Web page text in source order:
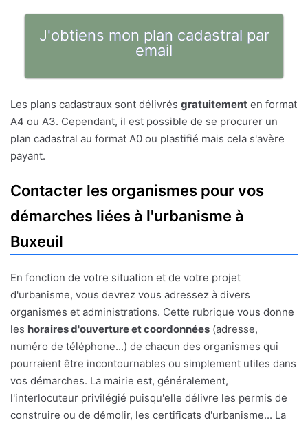
J'obtiens mon plan cadastral par
email
Les plans cadastraux sont délivrés gratuitement en format
A4 ou A3. Cependant, il est possible de se procurer un
plan cadastral au format A0 ou plastifié mais cela s'avère
payant.
Contacter les organismes pour vos
démarches liées à l'urbanisme à
Buxeuil
En fonction de votre situation et de votre projet
d'urbanisme, vous devrez vous adressez à divers
organismes et administrations. Cette rubrique vous donne
les horaires d'ouverture et coordonnées (adresse,
numéro de téléphone...) de chacun des organismes qui
pourraient être incontournables ou simplement utiles dans
vos démarches. La mairie est, généralement,
l'interlocuteur privilégié puisqu'elle délivre les permis de
construire ou de démolir, les certificats d'urbanisme... La